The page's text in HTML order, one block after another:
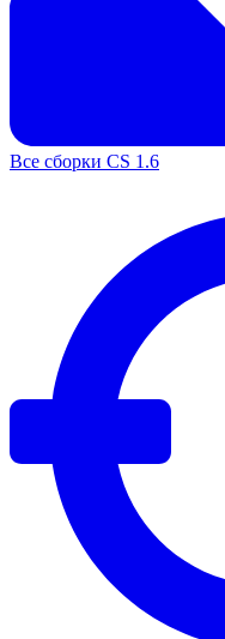
Все сборки CS 1.6